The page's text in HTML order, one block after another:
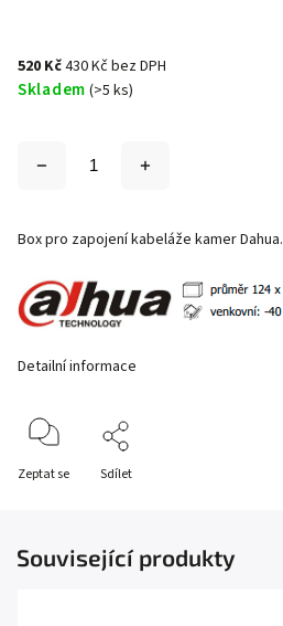
520 Kč430 Kč bez DPH
Skladem (>5 ks)
Box pro zapojení kabeláže kamer Dahua.
Detailní informace
Zeptat se Sdílet
Související produkty